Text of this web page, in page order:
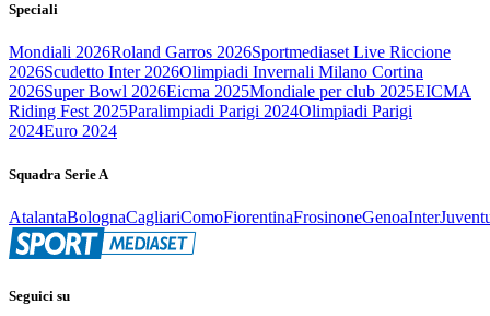
Speciali
Mondiali 2026Roland Garros 2026Sportmediaset Live Riccione
2026Scudetto Inter 2026Olimpiadi Invernali Milano Cortina
2026Super Bowl 2026Eicma 2025Mondiale per club 2025EICMA
Riding Fest 2025Paralimpiadi Parigi 2024Olimpiadi Parigi
2024Euro 2024
Squadra Serie A
AtalantaBolognaCagliariComoFiorentinaFrosinoneGenoaInter
Seguici su